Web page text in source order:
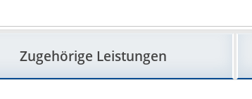
Zugehörige Leistungen